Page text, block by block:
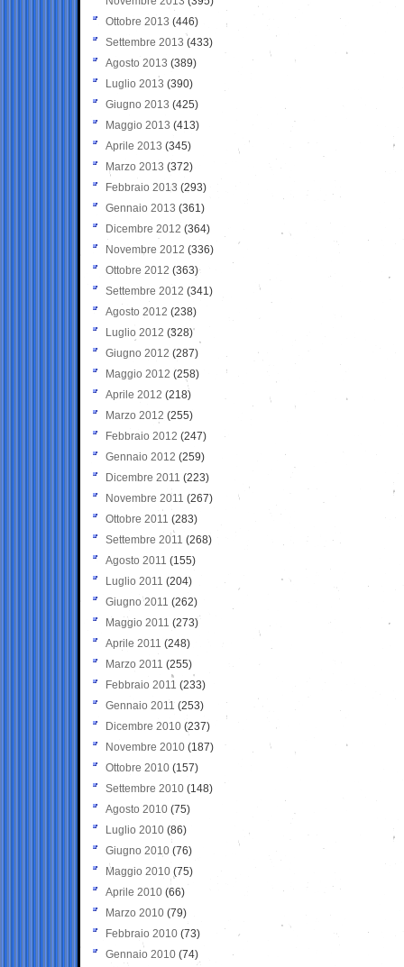
Ottobre 2013 (446)
Settembre 2013 (433)
Agosto 2013 (389)
Luglio 2013 (390)
Giugno 2013 (425)
Maggio 2013 (413)
Aprile 2013 (345)
Marzo 2013 (372)
Febbraio 2013 (293)
Gennaio 2013 (361)
Dicembre 2012 (364)
Novembre 2012 (336)
Ottobre 2012 (363)
Settembre 2012 (341)
Agosto 2012 (238)
Luglio 2012 (328)
Giugno 2012 (287)
Maggio 2012 (258)
Aprile 2012 (218)
Marzo 2012 (255)
Febbraio 2012 (247)
Gennaio 2012 (259)
Dicembre 2011 (223)
Novembre 2011 (267)
Ottobre 2011 (283)
Settembre 2011 (268)
Agosto 2011 (155)
Luglio 2011 (204)
Giugno 2011 (262)
Maggio 2011 (273)
Aprile 2011 (248)
Marzo 2011 (255)
Febbraio 2011 (233)
Gennaio 2011 (253)
Dicembre 2010 (237)
Novembre 2010 (187)
Ottobre 2010 (157)
Settembre 2010 (148)
Agosto 2010 (75)
Luglio 2010 (86)
Giugno 2010 (76)
Maggio 2010 (75)
Aprile 2010 (66)
Marzo 2010 (79)
Febbraio 2010 (73)
Gennaio 2010 (74)